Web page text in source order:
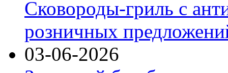
Сковороды-гриль с
розничных
03-06-2026